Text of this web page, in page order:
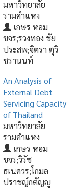
มหาวิทยาลัย
รามคำแหง
เกษร หอม
ขจร;รวงทอง ชัย
ประสพ;จิตรา ตุวิ
ชรานนท์
An Analysis of
External Debt
Servicing Capacity
of Thailand
มหาวิทยาลัย
รามคำแหง
เกษร หอม
ขจร;วิรัช
ธเนศวร;โกมล
ปราชญ์กตัญญู